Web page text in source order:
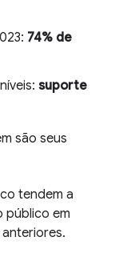
74% de
suporte
são seus
tendem a
público em